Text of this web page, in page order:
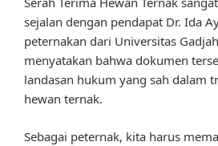
sejalan dengan pendapat Dr. Ida
peternakan dari Universitas
menyatakan bahwa dokumen
landasan hukum yang sah dalam
hewan ternak.
Sebagai peternak, kita harus